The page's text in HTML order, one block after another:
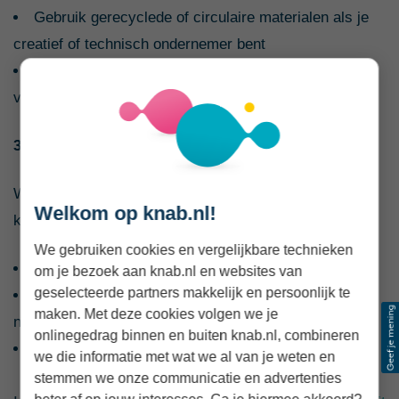
Gebruik gerecyclede of circulaire materialen als je
creatief of technisch ondernemer bent
verminderen en reststromen te benutten
3. Doneer of investeer in biodiversiteitsprojecten
Wil je ook buiten je eigen onderneming bijdragen? Dan
kun je duurzame organisaties ondersteunen, zoals:
Justdiggit: vergroent droge gebieden
Natuurmonumenten: beschermt Nederlandse
natuurgebieden
Lenteland: zet in op regeneratieve landbouw.
Welkom op knab.nl!
We gebruiken cookies en vergelijkbare technieken
om je bezoek aan knab.nl en websites van
geselecteerde partners makkelijk en persoonlijk te
maken. Met deze cookies volgen we je
onlinegedrag binnen en buiten knab.nl, combineren
we die informatie met wat we al van je weten en
stemmen we onze communicatie en advertenties